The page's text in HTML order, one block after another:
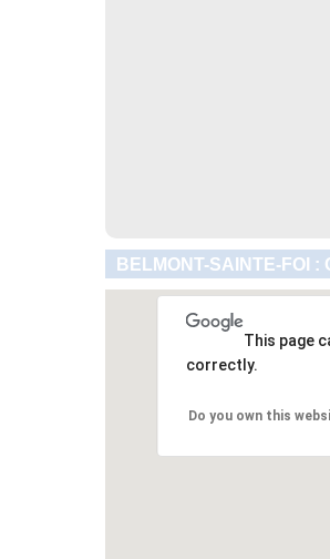
BELMONT-SAINTE-FOI
This page
correctly.
Do you own this